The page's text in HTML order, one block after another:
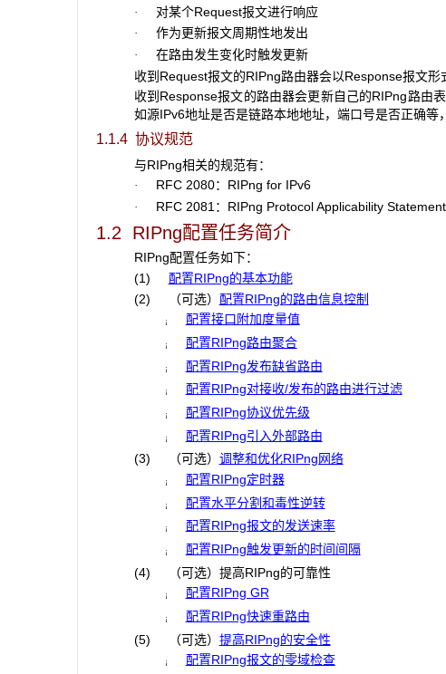
· 对某个Request报文进行响应
· 作为更新报文周期性地发出
· 在路由发生变化时触发更新
收到Request报文的RIPng路由器会以Response报文形
收到Response报文的路由器会更新自己的RIPng路由
如源IPv6地址是否是链路本地地址，端口号是否正确等
1.1.4 协议规范
与RIPng相关的规范有：
· RFC 2080：RIPng for IPv6
· RFC 2081：RIPng Protocol Applicability Statement
1.2 RIPng配置任务简介
RIPng配置任务如下：
(1)
配置RIPng的基本功能
(2)
（可选） 配置RIPng的路由信息控制
¡ 配置接口附加度量值
¡ 配置RIPng路由聚合
¡ 配置RIPng发布缺省路由
¡ 配置RIPng对接收/发布的路由进行过滤
¡ 配置RIPng协议优先级
¡
配置RIPng引入外部路由
(3)
（可选） 调整和优化RIPng网络
¡ 配置RIPng定时器
¡ 配置水平分割和毒性逆转
¡ 配置RIPng报文的发送速率
¡
配置RIPng触发更新的时间间隔
(4)
（可选）提高RIPng的可靠性
¡ 配置RIPng GR
¡
配置RIPng快速重路由
(5)
（可选） 提高RIPng的安全性
¡ 配置RIPng报文的零域检查